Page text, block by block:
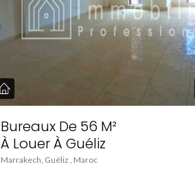
Bureaux De 56 M²
À Louer À Guéliz
Marrakech, Guéliz , Maroc